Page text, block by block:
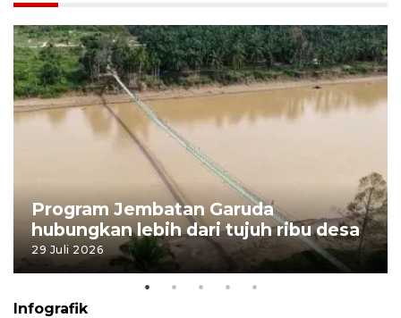
Program Jembatan Garuda
hubungkan lebih dari tujuh ribu desa
29 Juli 2026
Infografik